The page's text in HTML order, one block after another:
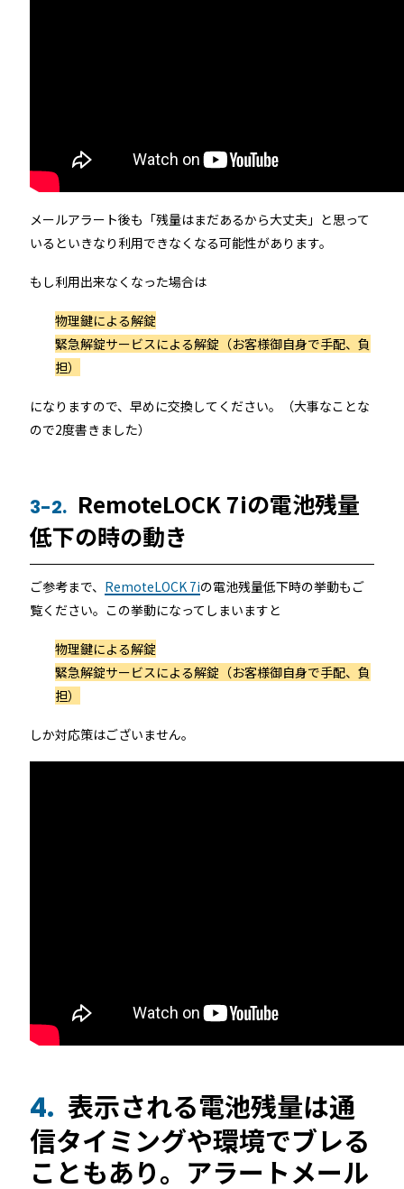
メールアラート後も「残量はまだあるから大丈夫」と思って
いるといきなり利用できなくなる可能性があります。
もし利用出来なくなった場合は
物理鍵による解錠
緊急解錠サービスによる解錠（お客様御自身で手配、負
担）
になりますので、早めに交換してください。（大事なことな
ので2度書きました）
3-2. RemoteLOCK 7iの電池残量
低下の時の動き
ご参考まで、 RemoteLOCK 7iの電池残量低下時の挙動もご
覧ください。この挙動になってしまいますと
物理鍵による解錠
緊急解錠サービスによる解錠（お客様御自身で手配、負
担）
しか対応策はございません。
4. 表示される電池残量は通
信タイミングや環境でブレる
こともあり。アラートメール